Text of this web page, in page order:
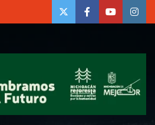
twiter Face Youtubeinsta